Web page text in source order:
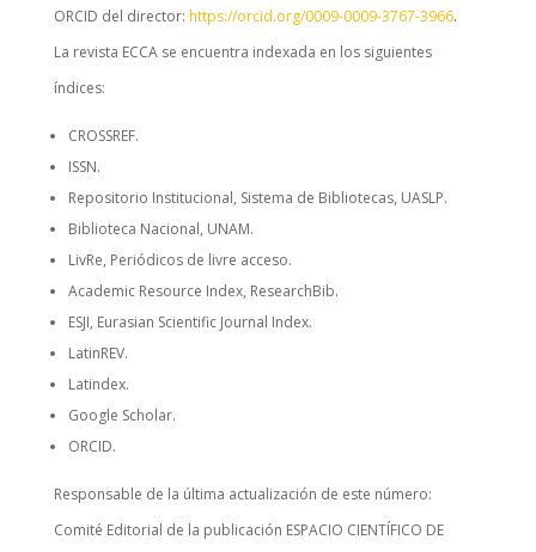
ORCID del director: https://orcid.org/0009-0009-3767-3966.
La revista ECCA se encuentra indexada en los siguientes
índices:
CROSSREF.
ISSN.
Repositorio Institucional, Sistema de Bibliotecas, UASLP.
Biblioteca Nacional, UNAM.
LivRe, Periódicos de livre acceso.
Academic Resource Index, ResearchBib.
ESJI, Eurasian Scientific Journal Index.
LatinREV.
Latindex.
Google Scholar.
ORCID.
Responsable de la última actualización de este número:
Comité Editorial de la publicación ESPACIO CIENTÍFICO DE